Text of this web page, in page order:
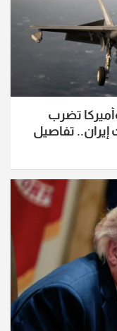
تضرب
تفاصيل